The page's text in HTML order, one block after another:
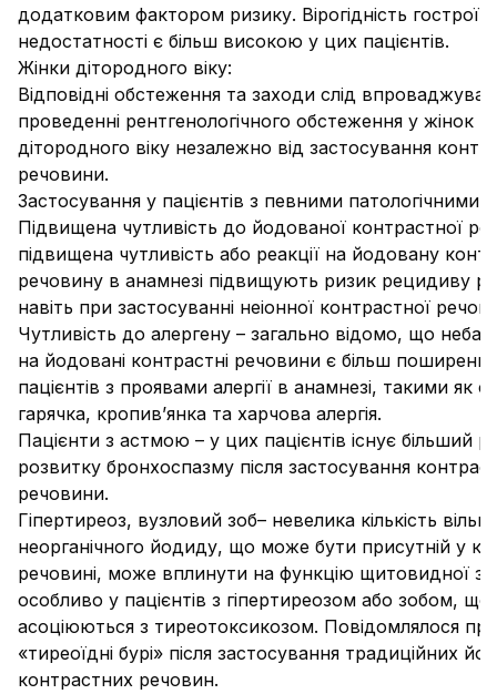
додатковим фактором ризику. Вірогідність гострої
недостатності є більш високою у цих пацієнтів.
Жінки дітородного віку:
Відповідні обстеження та заходи слід
проведенні рентгенологічного обстеження у жінок
дітородного віку незалежно від застосування
речовини.
Застосування у пацієнтів з певними патологічними
Підвищена чутливість до йодованої контрастної
підвищена чутливість або реакції на йодовану
речовину в анамнезі підвищують ризик рецидиву
навіть при застосуванні неіонної контрастної
Чутливість до алергену – загально відомо, що
на йодовані контрастні речовини є більш
пацієнтів з проявами алергії в анамнезі, такими як
гарячка, кропив’янка та харчова алергія.
Пацієнти з астмою – у цих пацієнтів існує більший
розвитку бронхоспазму після застосування
речовини.
Гіпертиреоз, вузловий зоб– невелика кількість
неорганічного йодиду, що може бути присутній у
речовині, може вплинути на функцію щитовидної
особливо у пацієнтів з гіпертиреозом або зобом, що
асоціюються з тиреотоксикозом. Повідомлялося про
«тиреоїдні бурі» після застосування традиційних
контрастних речовин.